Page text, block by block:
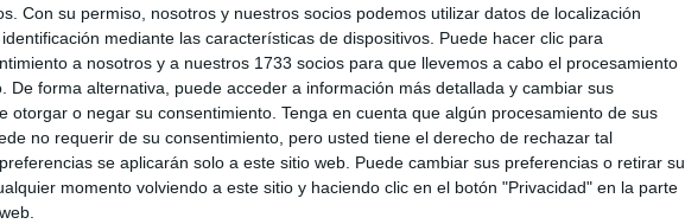
Con su permiso, nosotros y nuestros socios podemos utilizar datos de localización
mediante las características de dispositivos. Puede hacer clic para
a nosotros y a nuestros 1733 socios para que llevemos a cabo el procesamiento
De forma alternativa, puede acceder a información más detallada y cambiar sus
otorgar o negar su consentimiento. Tenga en cuenta que algún procesamiento de sus
no requerir de su consentimiento, pero usted tiene el derecho de rechazar tal
se aplicarán solo a este sitio web. Puede cambiar sus preferencias o retirar su
momento volviendo a este sitio y haciendo clic en el botón "Privacidad" en la parte
al motor incombustible de los de José